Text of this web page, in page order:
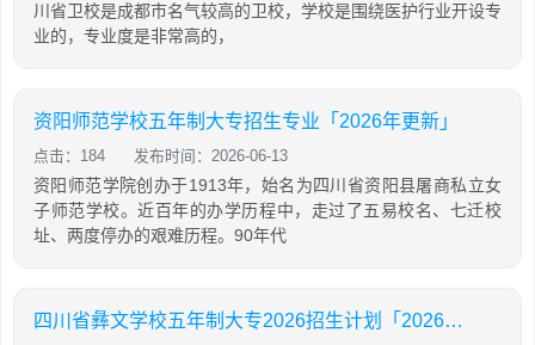
川省卫校是成都市名气较高的卫校，学校是围绕医护行业开设专
业的，专业度是非常高的，
资阳师范学校五年制大专招生专业「2026年更新」
点击：184 发布时间：2026-06-13
资阳师范学院创办于1913年，始名为四川省资阳县屠商私立女
子师范学校。近百年的办学历程中，走过了五易校名、七迁校
址、两度停办的艰难历程。90年代
四川省彝文学校五年制大专2026招生计划「2026年更新」